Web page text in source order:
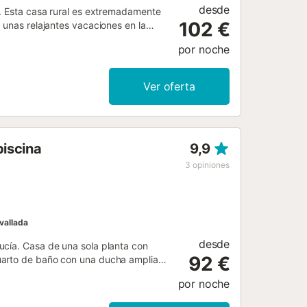
casa rural es extremadamente
relajantes vacaciones en la
Uno de ellos cuenta con una
También encontrarás un cuarto
que comparte espacio con la
paraíso. El enorme jardín acoge
alto seto que proporciona total
desde
102 €
por noche
Ver oferta
9,9
3 opiniones
Casa de una sola planta con
de baño con una ducha amplia,
y de la sierra. Experiencia que
a ello y en una terraza más
desde
92 €
por noche